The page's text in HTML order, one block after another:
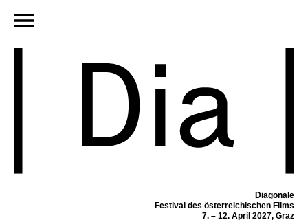
Diagonale
Festival des österreichischen Films
7. – 12. April 2027, Graz